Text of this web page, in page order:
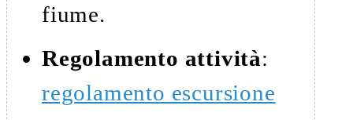
fiume.
Regolamento attività:
regolamento escursione